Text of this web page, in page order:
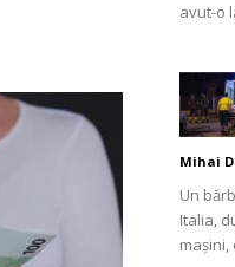
avut-o
Mihai
Un
Italia,
mașini,